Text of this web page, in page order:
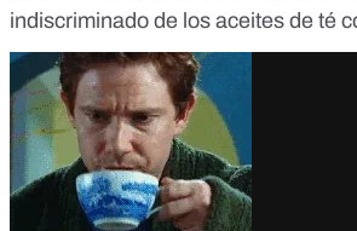
indiscriminado de los aceites de té